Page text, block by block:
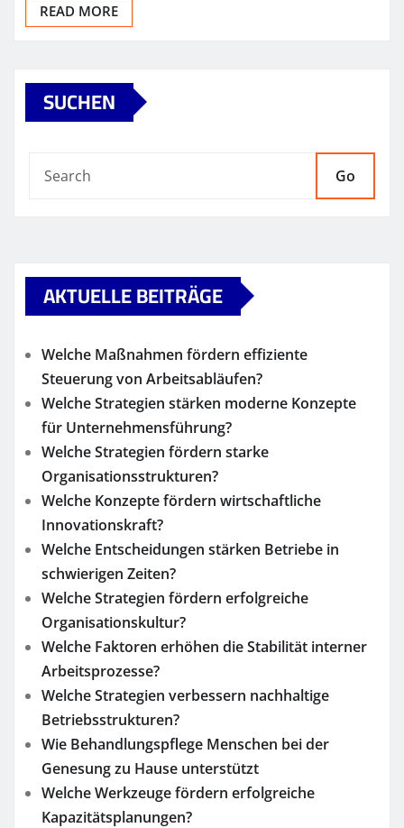
READ MORE
SUCHEN
Go
AKTUELLE BEITRÄGE
Welche Maßnahmen fördern effiziente
Steuerung von Arbeitsabläufen?
Welche Strategien stärken moderne Konzepte
für Unternehmensführung?
Welche Strategien fördern starke
Organisationsstrukturen?
Welche Konzepte fördern wirtschaftliche
Innovationskraft?
Welche Entscheidungen stärken Betriebe in
schwierigen Zeiten?
Welche Strategien fördern erfolgreiche
Organisationskultur?
Welche Faktoren erhöhen die Stabilität interner
Arbeitsprozesse?
Welche Strategien verbessern nachhaltige
Betriebsstrukturen?
Wie Behandlungspflege Menschen bei der
Genesung zu Hause unterstützt
Welche Werkzeuge fördern erfolgreiche
Kapazitätsplanungen?